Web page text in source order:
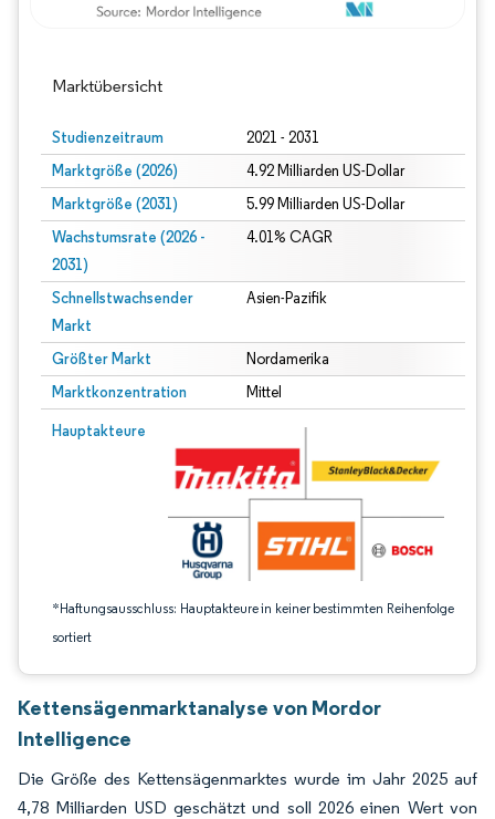
Marktübersicht
Studienzeitraum 2021 - 2031
Marktgröße (2026) 4.92 Milliarden US-Dollar
Marktgröße (2031) 5.99 Milliarden US-Dollar
Wachstumsrate (2026 -
2031)
4.01% CAGR
Schnellstwachsender
Markt
Asien-Pazifik
Größter Markt Nordamerika
Marktkonzentration Mittel
Hauptakteure
*Haftungsausschluss: Hauptakteure in keiner bestimmten Reihenfolge
sortiert
Bild © Mordor Intelligence. Wiederverwendung erfordert Namensnennung
Kettensägenmarktanalyse von Mordor
Intelligence
Die Größe des Kettensägenmarktes wurde im Jahr 2025 auf
4,78 Milliarden USD geschätzt und soll 2026 einen Wert von